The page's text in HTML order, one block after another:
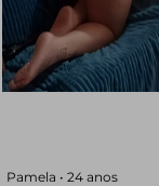
Pamela • 24 anos